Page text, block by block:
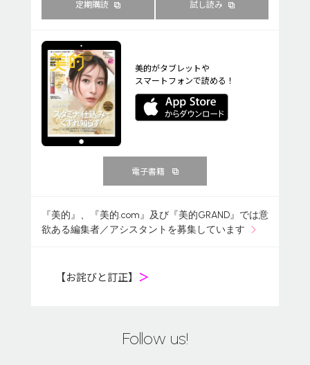
定期購読 試し読み
美的がタブレットや
スマートフォンで読める！
電子書籍
『美的』、『美的.com』及び『美的GRAND』では意
欲ある編集者／アシスタントを募集しています
【お詫びと訂正】 ＞
Follow us!